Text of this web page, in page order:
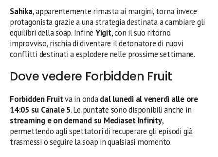
Sahika, apparentemente rimasta ai margini, torna invece
protagonista grazie a una strategia destinata a cambiare gli
equilibri della soap. Infine Yigit, con il suo ritorno
improvviso, rischia di diventare il detonatore di nuovi
conflitti destinati a esplodere nelle prossime settimane.
Dove vedere Forbidden Fruit
Forbidden Fruitva in ondadal lunedì al venerdì alle ore
14:05 su Canale 5. Le puntate sono disponibili anche in
streaming e on demand su Mediaset Infinity,
permettendo agli spettatori di recuperare gli episodi già
trasmessi o seguire la soap in qualsiasi momento.